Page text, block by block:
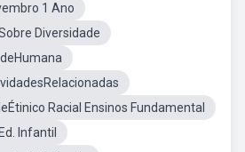
1 Ano
Diversidade
Racial Ensinos Fundamental
Infantil